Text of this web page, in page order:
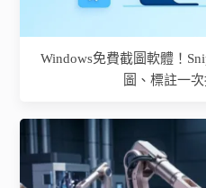
Windows免費截圖軟體！
圖、標註一